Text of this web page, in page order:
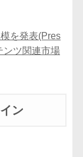
を発表(Pres
ンツ関連市場
ン